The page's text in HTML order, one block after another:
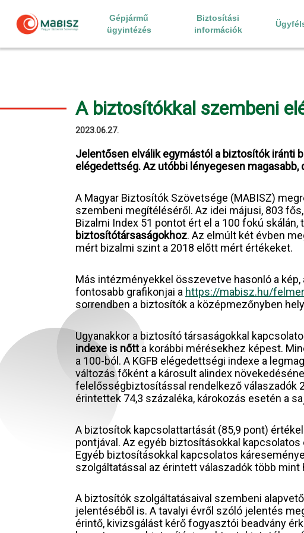
content
Gépjármű
ügyintézés
Biztosítási
információk
A biztosítókkal szembeni
2023.06.27.
Jelentősen elválik egymástól a biztosítók iránti
elégedettség. Az utóbbi lényegesen
A Magyar Biztosítók Szövetsége (MABISZ)
szembeni megítéléséről. Az idei májusi, 803
Bizalmi Index 51 pontot ért el a 100 fokú skálán,
biztosítótársaságokhoz. Az elmúlt két évben
mért bizalmi szint a 2018 előtt mért értékeket.
Más intézményekkel összevetve hasonló a
fontosabb grafikonjai a https://mabisz.hu/
sorrendben a biztosítók a középmezőnyben
Ugyanakkor a biztosító társaságokkal
indexe is nőtta korábbi mérésekhez képest.
a 100-ból. A KGFB elégedettségi indexe a
változás főként a károsult alindex
felelősségbiztosítással rendelkező válaszadók
érintettek 74,3 százaléka, károkozás esetén a
A biztosítok kapcsolattartását (85,9 pont)
pontjával. Az egyéb biztosításokkal
Egyéb biztosításokkal kapcsolatos
szolgáltatással az érintett válaszadók több mint
A biztosítók szolgáltatásaival szembeni
jelentéséből is. A tavalyi évről szóló jelentés
érintő, kivizsgálást kérő fogyasztói beadvány